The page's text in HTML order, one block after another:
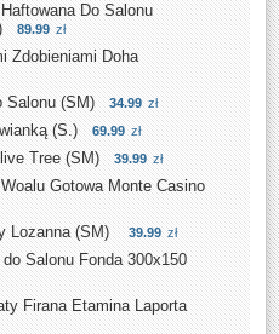
Do Salonu
89.99 zł
Zdobieniami Doha
Salonu (SM) 34.99 zł
(S.) 69.99 zł
Tree (SM) 39.99 zł
Gotowa Monte Casino
Lozanna (SM) 39.99 zł
Salonu Fonda 300x150
Firana Etamina Laporta